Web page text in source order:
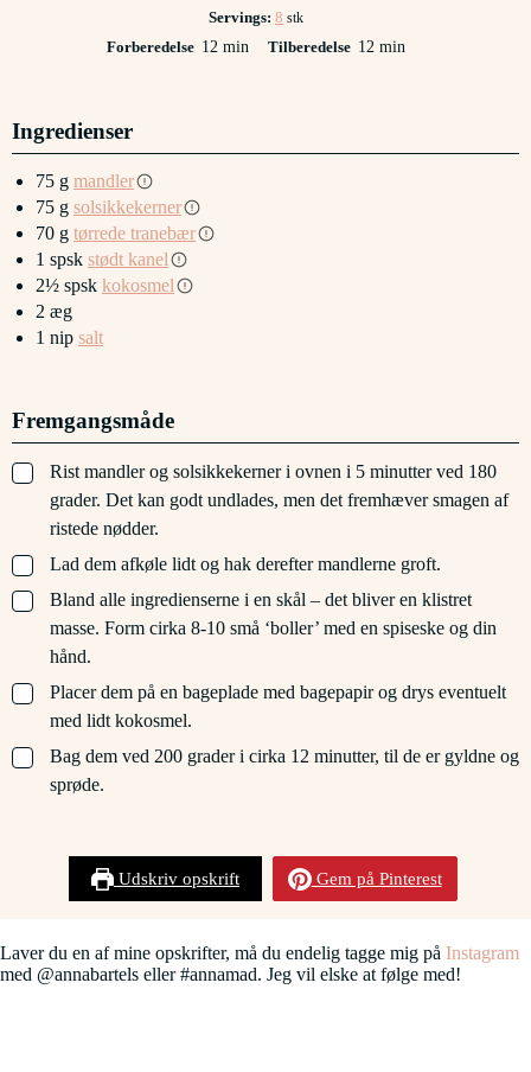
Servings:8 stk
Forberedelse 12 minutter
min Tilberedelse 12 minutter
min
Ingredienser
75 g mandler
75 g solsikkekerner
70 g tørrede tranebær
1 spsk stødt kanel
2½ spsk kokosmel
2 æg
1 nip salt
Fremgangsmåde
▢
Rist mandler og solsikkekerner i ovnen i 5 minutter ved 180
grader. Det kan godt undlades, men det fremhæver smagen af
ristede nødder.
▢
Lad dem afkøle lidt og hak derefter mandlerne groft.
▢
Bland alle ingredienserne i en skål – det bliver en klistret
masse. Form cirka 8-10 små ‘boller’ med en spiseske og din
hånd.
▢
Placer dem på en bageplade med bagepapir og drys eventuelt
med lidt kokosmel.
▢
Bag dem ved 200 grader i cirka 12 minutter, til de er gyldne og
sprøde.
Udskriv opskrift Gem på Pinterest
Laver du en af mine opskrifter, må du endelig tagge mig på Instagram
med @annabartels eller #annamad. Jeg vil elske at følge med!